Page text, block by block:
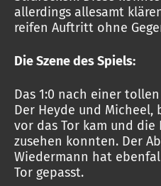
allerdings allesamt
reifen Auftritt ohne
Die Szene des Spiels:
Das 1:0 nach einer
Der Heyde und Micheel,
vor das Tor kam und
zusehen konnten. Der
Wiedermann hat
Tor gepasst.